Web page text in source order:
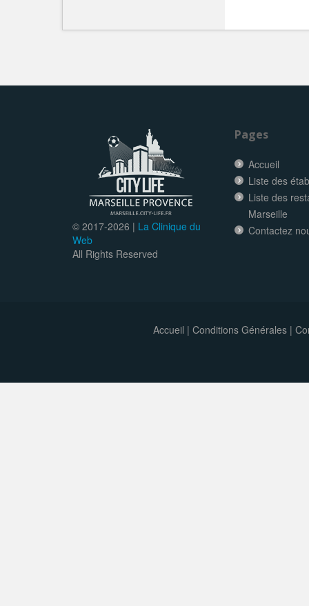
© 2017-2026 | La Clinique du
Web
All Rights Reserved
Pages
Accueil
Liste des
Liste des
Marseille
Contactez
Accueil | Conditions Générales|